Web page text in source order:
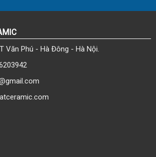
Văn Phú - Hà Đông - Hà Nội.